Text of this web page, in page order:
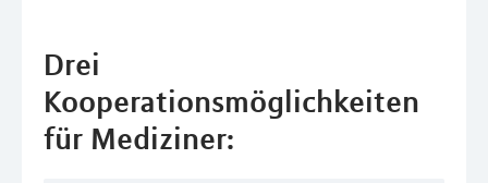
Drei
Kooperationsmöglichkeiten
für Mediziner: